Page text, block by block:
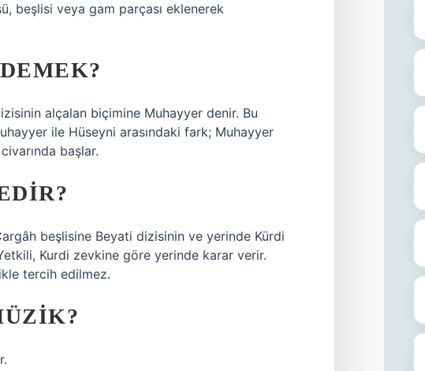
beşlisi veya gam parçası eklenerek
alçalan biçimine Muhayyer denir. Bu
ile Hüseyni arasındaki fark; Muhayyer
başlar.
beşlisine Beyati dizisinin ve yerinde Kürdi
Kurdi zevkine göre yerinde karar verir.
tercih edilmez.